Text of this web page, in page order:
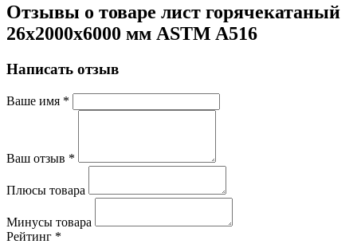
Отзывы о товаре лист горячекатаный
26х2000х6000 мм ASTM A516
Написать отзыв
Ваше имя *
Ваш отзыв *
Плюсы товара
Минусы товара
Рейтинг *